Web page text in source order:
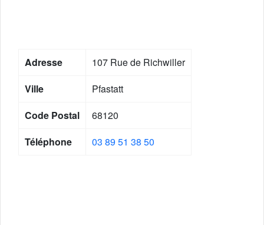
Adresse
107 Rue de Richwiller
Ville
Pfastatt
Code Postal
68120
Téléphone
03 89 51 38 50